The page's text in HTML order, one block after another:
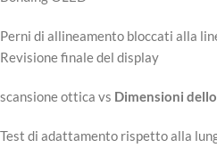
Perni di allineamento bloccati alla
Revisione finale del display
scansione ottica vs Dimensioni
Test di adattamento rispetto alla